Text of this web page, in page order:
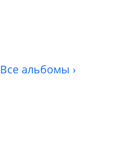
Все альбомы ›